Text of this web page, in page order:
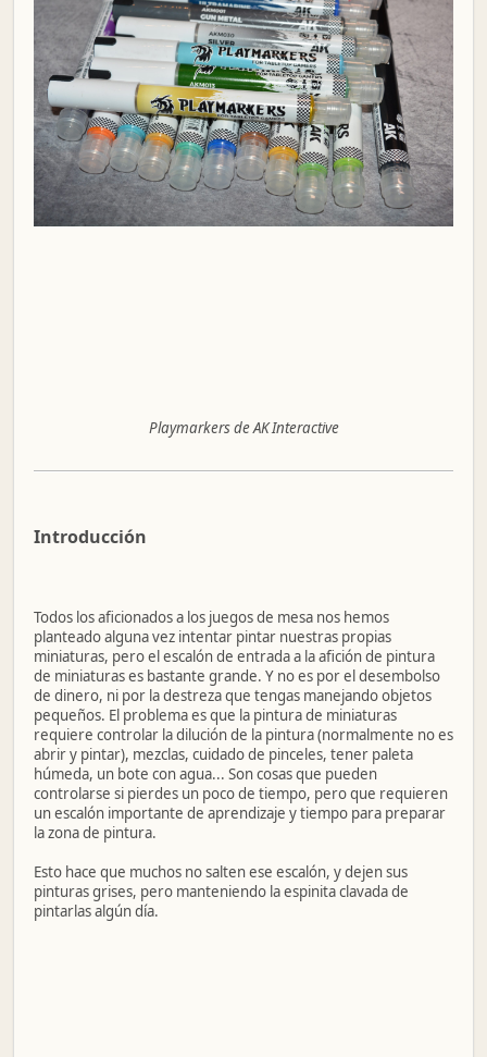
Playmarkers de AK Interactive
Introducción
Todos los aficionados a los juegos de mesa nos hemos
planteado alguna vez intentar pintar nuestras propias
miniaturas, pero el escalón de entrada a la afición de pintura
de miniaturas es bastante grande. Y no es por el desembolso
de dinero, ni por la destreza que tengas manejando objetos
pequeños. El problema es que la pintura de miniaturas
requiere controlar la dilución de la pintura (normalmente no es
abrir y pintar), mezclas, cuidado de pinceles, tener paleta
húmeda, un bote con agua... Son cosas que pueden
controlarse si pierdes un poco de tiempo, pero que requieren
un escalón importante de aprendizaje y tiempo para preparar
la zona de pintura.
Esto hace que muchos no salten ese escalón, y dejen sus
pinturas grises, pero manteniendo la espinita clavada de
pintarlas algún día.